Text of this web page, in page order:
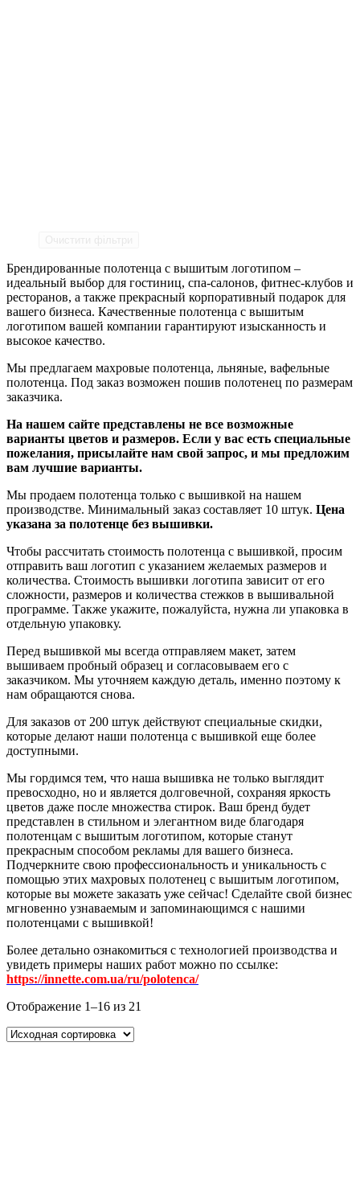
Брендированные полотенца с вышитым логотипом –
идеальный выбор для гостиниц, спа-салонов, фитнес-клубов и
ресторанов, а также прекрасный корпоративный подарок для
вашего бизнеса. Качественные полотенца с вышитым
логотипом вашей компании гарантируют изысканность и
высокое качество.
Мы предлагаем махровые полотенца, льняные, вафельные
полотенца. Под заказ возможен пошив полотенец по размерам
заказчика.
На нашем сайте представлены не все возможные
варианты цветов и размеров. Если у вас есть специальные
пожелания, присылайте нам свой запрос, и мы предложим
вам лучшие варианты.
Мы продаем полотенца только с вышивкой на нашем
производстве. Минимальный заказ составляет 10 штук. Цена
указана за полотенце без вышивки.
Чтобы рассчитать стоимость полотенца с вышивкой, просим
отправить ваш логотип с указанием желаемых размеров и
количества. Стоимость вышивки логотипа зависит от его
сложности, размеров и количества стежков в вышивальной
программе. Также укажите, пожалуйста, нужна ли упаковка в
отдельную упаковку.
Перед вышивкой мы всегда отправляем макет, затем
вышиваем пробный образец и согласовываем его с
заказчиком. Мы уточняем каждую деталь, именно поэтому к
нам обращаются снова.
Для заказов от 200 штук действуют специальные скидки,
которые делают наши полотенца с вышивкой еще более
доступными.
Мы гордимся тем, что наша вышивка не только выглядит
превосходно, но и является долговечной, сохраняя яркость
цветов даже после множества стирок. Ваш бренд будет
представлен в стильном и элегантном виде благодаря
полотенцам с вышитым логотипом, которые станут
прекрасным способом рекламы для вашего бизнеса.
Подчеркните свою профессиональность и уникальность с
помощью этих махровых полотенец с вышитым логотипом,
которые вы можете заказать уже сейчас! Сделайте свой бизнес
мгновенно узнаваемым и запоминающимся с нашими
полотенцами с вышивкой!
Более детально ознакомиться с технологией производства и
увидеть примеры наших работ можно по ссылке:
https://innette.com.ua/ru/polotenca/
Отображение 1–16 из 21